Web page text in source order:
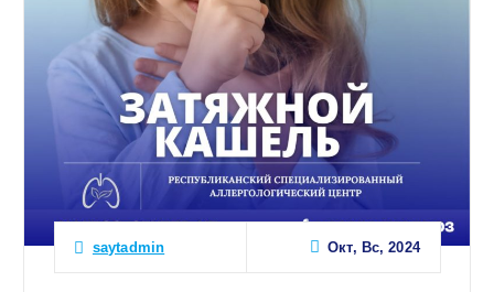
saytadmin Окт, Вс, 2024